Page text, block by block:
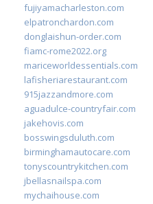
fujiyamacharleston.com
elpatronchardon.com
donglaishun-order.com
fiamc-rome2022.org
mariceworldessentials.com
lafisheriarestaurant.com
915jazzandmore.com
aguadulce-countryfair.com
jakehovis.com
bosswingsduluth.com
birminghamautocare.com
tonyscountrykitchen.com
jbellasnailspa.com
mychaihouse.com